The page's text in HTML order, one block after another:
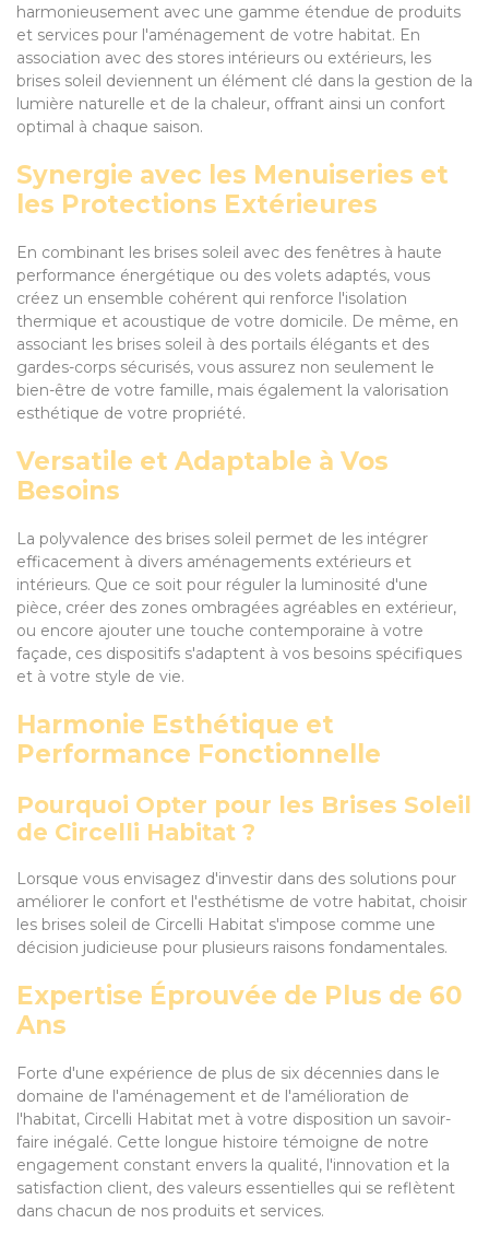
harmonieusement avec une gamme étendue de produits
et services pour l'aménagement de votre habitat. En
association avec des stores intérieurs ou extérieurs, les
brises soleil deviennent un élément clé dans la gestion de la
lumière naturelle et de la chaleur, offrant ainsi un confort
optimal à chaque saison.
Synergie avec les Menuiseries et
les Protections Extérieures
En combinant les brises soleil avec des fenêtres à haute
performance énergétique ou des volets adaptés, vous
créez un ensemble cohérent qui renforce l'isolation
thermique et acoustique de votre domicile. De même, en
associant les brises soleil à des portails élégants et des
gardes-corps sécurisés, vous assurez non seulement le
bien-être de votre famille, mais également la valorisation
esthétique de votre propriété.
Versatile et Adaptable à Vos
Besoins
La polyvalence des brises soleil permet de les intégrer
efficacement à divers aménagements extérieurs et
intérieurs. Que ce soit pour réguler la luminosité d'une
pièce, créer des zones ombragées agréables en extérieur,
ou encore ajouter une touche contemporaine à votre
façade, ces dispositifs s'adaptent à vos besoins spécifiques
et à votre style de vie.
Harmonie Esthétique et
Performance Fonctionnelle
Pourquoi Opter pour les Brises Soleil
de Circelli Habitat ?
Lorsque vous envisagez d'investir dans des solutions pour
améliorer le confort et l'esthétisme de votre habitat, choisir
les brises soleil de Circelli Habitat s'impose comme une
décision judicieuse pour plusieurs raisons fondamentales.
Expertise Éprouvée de Plus de 60
Ans
Forte d'une expérience de plus de six décennies dans le
domaine de l'aménagement et de l'amélioration de
l'habitat, Circelli Habitat met à votre disposition un savoir-
faire inégalé. Cette longue histoire témoigne de notre
engagement constant envers la qualité, l'innovation et la
satisfaction client, des valeurs essentielles qui se reflètent
dans chacun de nos produits et services.